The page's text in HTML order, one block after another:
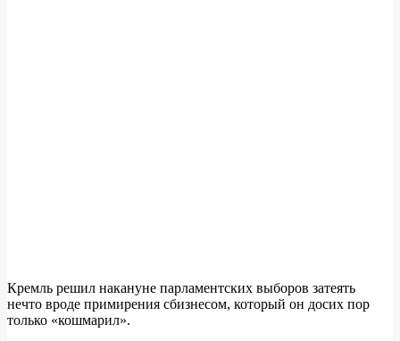
Кремль решил накануне парламентских выборов затеять
нечто вроде примирения сбизнесом, который он досих пор
только «кошмарил».